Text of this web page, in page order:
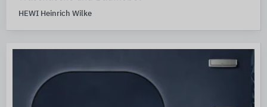
HEWI Heinrich Wilke